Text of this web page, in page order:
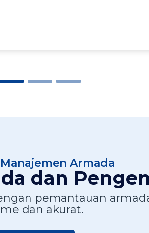
Armada
dan
pemantauan
dan akurat.